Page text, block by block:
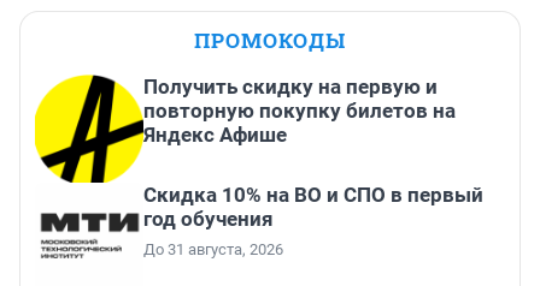
ПРОМОКОДЫ
Получить скидку на первую и
повторную покупку билетов на
Яндекс Афише
Скидка 10% на ВО и СПО в первый
год обучения
До 31 августа, 2026